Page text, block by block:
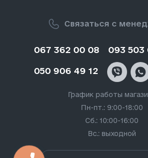
Связаться с
067 362 00 08 093 503
050 906 49 12
График работы
Пн-пт.: 9:00-18:00
Сб.: 10:00-16:00
Вс.: выходной